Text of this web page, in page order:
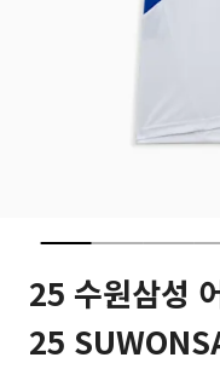
25 수원삼성
25